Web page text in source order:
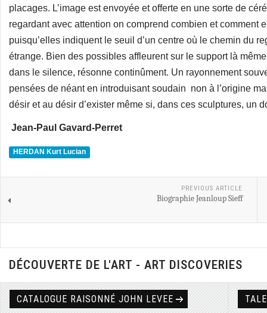
placages. L’image est envoyée et offerte en une sorte de
regardant avec attention on comprend combien et comment
puisqu’elles indiquent le seuil d’un centre où le chemin du
étrange. Bien des possibles affleurent sur le support là
dans le silence, résonne continûment. Un rayonnement
pensées de néant en introduisant soudain non à l’origine
désir et au désir d’exister même si, dans ces sculptures, un
Jean-Paul Gavard-Perret
HERDAN Kurt Lucian
PREVIOUS ARTICLE
Biographie Jeanloup Sieff
DÉCOUVERTE DE L'ART - ART DISCOVERIES
CATALOGUE RAISONNÉ JOHN LEVEE